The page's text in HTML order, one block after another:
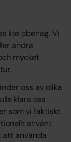
lite obehag. Vi
andra
mycket
oss av olika
klara oss
som vi faktiskt
använt
att använda